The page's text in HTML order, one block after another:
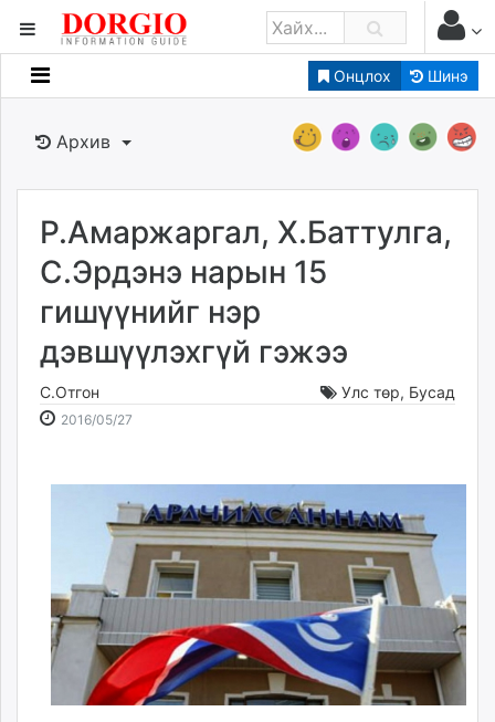
Онцлох Шинэ
Мэдээллийн
Банк санхүү
Бизнес ААН
Төрийн
Нийслэлийн
dorgio.mn
Gogo.mn
caak.mn
news.mn
zindaa.mn
tovch.mn
Eguur.mn
24tsag.mn
shuud.mn
eagle.mn
ergelt.mn
Архив
Р.Амаржаргал, Х.Баттулга,
С.Эрдэнэ нарын 15
гишүүнийг нэр
дэвшүүлэхгүй гэжээ
С.Отгон Улс төр, Бусад
2016/05/27